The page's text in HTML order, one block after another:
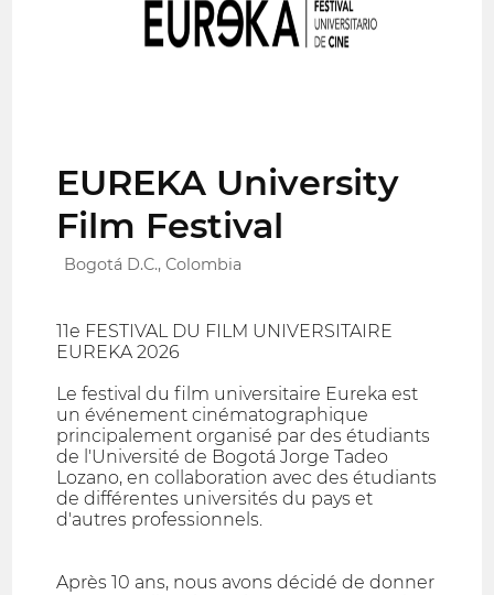
EUREKA University
Film Festival
Bogotá D.C., Colombia
11e FESTIVAL DU FILM UNIVERSITAIRE
EUREKA 2026
Le festival du film universitaire Eureka est
un événement cinématographique
principalement organisé par des étudiants
de l'Université de Bogotá Jorge Tadeo
Lozano, en collaboration avec des étudiants
de différentes universités du pays et
d'autres professionnels.
Après 10 ans, nous avons décidé de donner